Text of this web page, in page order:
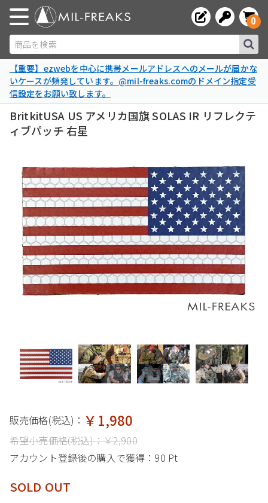
商品を検索
0
【重要】ezwebを中心に携帯メールアドレスへのメールが届かな
いケースが頻発しています。@mil-freaks.comのドメイン指定受
信設定をお願い致します。
BritkitUSA US アメリカ国旗 SOLAS IR リフレクテ
ィブパッチ 右星
販売価格(税込)： ￥1,980
希望小売価格(税込)：￥2,900
アカウント登録後の購入で獲得： 90 Pt
SOLD OUT